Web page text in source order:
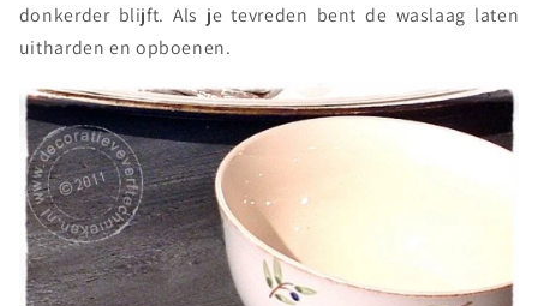
donkerder blijft. Als je tevreden bent de waslaag laten
uitharden en opboenen.